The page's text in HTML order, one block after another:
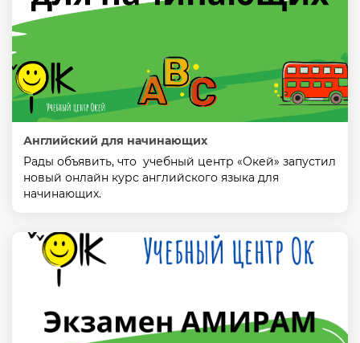
Английский для начинающих
Рады объявить, что учебный центр «Окей» запустил
новый онлайн курс английского языка для
начинающих.